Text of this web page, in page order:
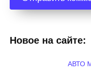
Новое на сайте:
АВТО